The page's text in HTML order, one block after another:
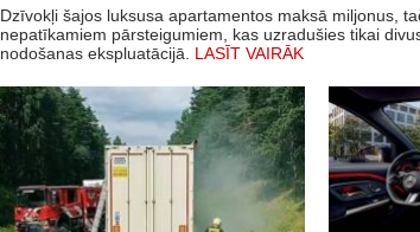
Dzīvokļi šajos luksusa apartamentos maksā miljonus,
nepatīkamiem pārsteigumiem, kas uzradušies tikai
nodošanas ekspluatācijā. LASĪT VAIRĀK